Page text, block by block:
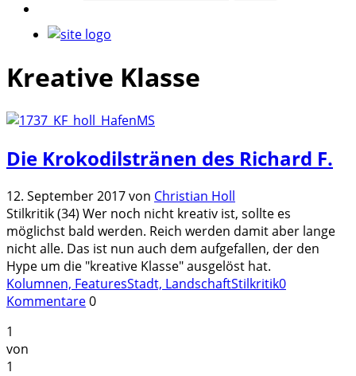
Kreative Klasse
Die Krokodilstränen des Richard F.
12. September 2017von Christian Holl
Stilkritik (34) Wer noch nicht kreativ ist, sollte es
möglichst bald werden. Reich werden damit aber lange
nicht alle. Das ist nun auch dem aufgefallen, der den
Hype um die "kreative Klasse" ausgelöst hat.
Kolumnen, FeaturesStadt, LandschaftStilkritik0
Kommentare0
1
von
1